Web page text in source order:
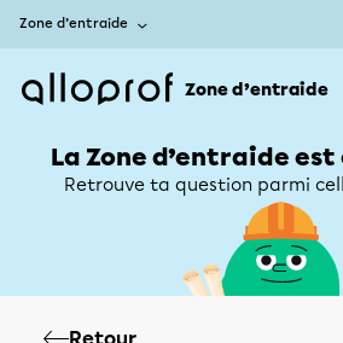
Zone d’entraide
Zone d’entraide
La Zone d’entraide
Retrouve ta question parmi